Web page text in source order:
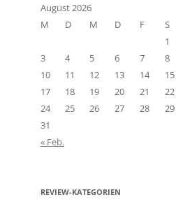
August 2026
M
D M D F S
1
3
4 5 6 7 8
10
11 12 13 14 15
17
18 19 20 21 22
24
25 26 27 28 29
31
« Feb.
REVIEW-KATEGORIEN